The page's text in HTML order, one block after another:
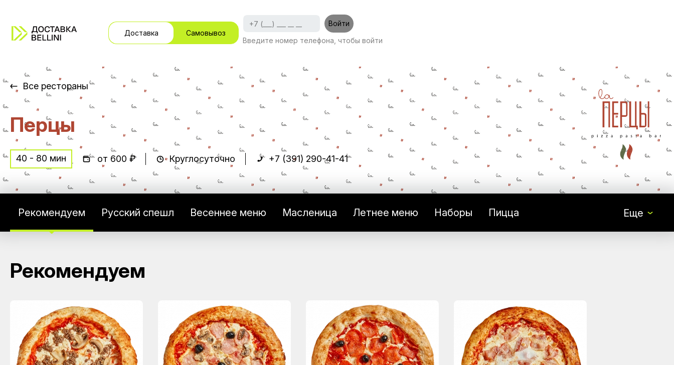
Доставка
Самовывоз
Введите номер телефона, чтобы войти
Войти
Все рестораны
Перцы
40 - 80 мин от 600 ₽ Круглосуточно +7 (391) 290-41-41
Рекомендуем Русский спешл Весеннее меню Масленица Летнее меню Наборы Пицца Еще
Рекомендуем